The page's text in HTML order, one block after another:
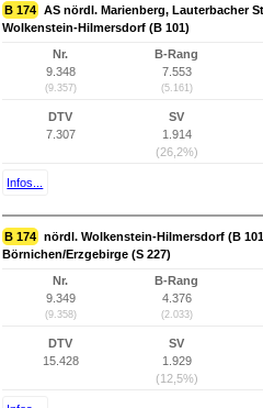
B 174 AS nördl. Marienberg, Lauterbacher
Wolkenstein-Hilmersdorf (B 101)
Nr.
9.348
(9.357)
B-Rang
7.553
(5.161)
DTV
7.307
SV
1.914
(26,2%)
Infos...
B 174 nördl. Wolkenstein-Hilmersdorf (B
Börnichen/Erzgebirge (S 227)
Nr.
9.349
(9.358)
B-Rang
4.376
(2.033)
DTV
15.428
SV
1.929
(12,5%)